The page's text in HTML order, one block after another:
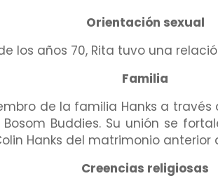
Orientación sexual
los años 70, Rita tuvo una
Familia
de la familia Hanks a
Buddies. Su unión se
Hanks del matrimonio anterior
Creencias religiosas